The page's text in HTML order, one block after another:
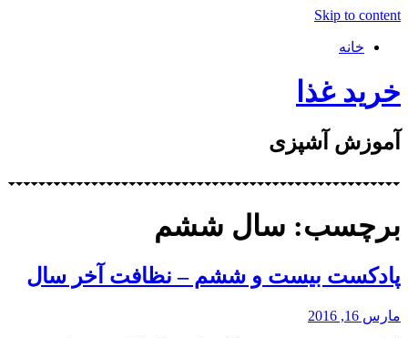
Skip to content
خانه
خرید غذا
آموزش آشپزی
برچسب: سال ششم
پادکست بیست و ششم – نظافت آخر سال
مارس 16, 2016